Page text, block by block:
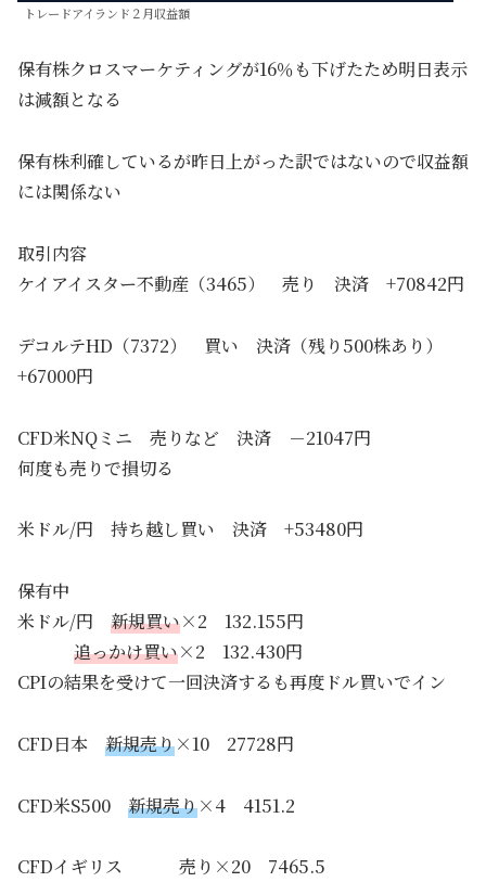
トレードアイランド２月収益額
保有株クロスマーケティングが16％も下げたため明日表示
は減額となる
保有株利確しているが昨日上がった訳ではないので収益額
には関係ない
取引内容
ケイアイスター不動産（3465） 売り 決済 +70842円
デコルテHD（7372） 買い 決済（残り500株あり）
+67000円
CFD米NQミニ 売りなど 決済 －21047円
何度も売りで損切る
米ドル/円 持ち越し買い 決済 +53480円
保有中
米ドル/円 新規買い×2 132.155円
追っかけ買い×2 132.430円
CPIの結果を受けて一回決済するも再度ドル買いでイン
CFD日本 新規売り×10 27728円
CFD米S500 新規売り×4 4151.2
CFDイギリス 売り×20 7465.5